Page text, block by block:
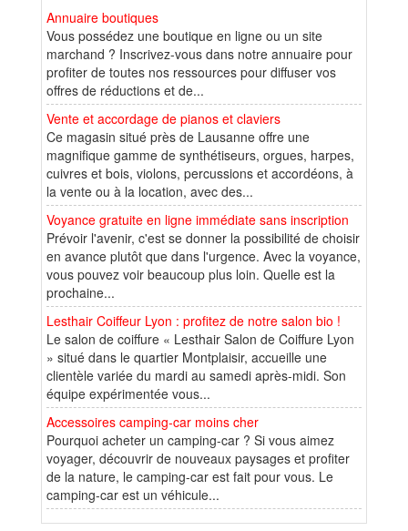
Annuaire boutiques
Vous possédez une boutique en ligne ou un site
marchand ? Inscrivez-vous dans notre annuaire pour
profiter de toutes nos ressources pour diffuser vos
offres de réductions et de...
Vente et accordage de pianos et claviers
Ce magasin situé près de Lausanne offre une
magnifique gamme de synthétiseurs, orgues, harpes,
cuivres et bois, violons, percussions et accordéons, à
la vente ou à la location, avec des...
Voyance gratuite en ligne immédiate sans inscription
Prévoir l'avenir, c'est se donner la possibilité de choisir
en avance plutôt que dans l'urgence. Avec la voyance,
vous pouvez voir beaucoup plus loin. Quelle est la
prochaine...
Lesthair Coiffeur Lyon : profitez de notre salon bio !
Le salon de coiffure « Lesthair Salon de Coiffure Lyon
» situé dans le quartier Montplaisir, accueille une
clientèle variée du mardi au samedi après-midi. Son
équipe expérimentée vous...
Accessoires camping-car moins cher
Pourquoi acheter un camping-car ? Si vous aimez
voyager, découvrir de nouveaux paysages et profiter
de la nature, le camping-car est fait pour vous. Le
camping-car est un véhicule...